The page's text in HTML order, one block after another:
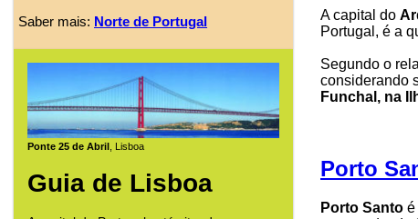
Saber mais: Norte de Portugal
Ponte 25 de Abril , Lisboa
Guia de Lisboa
A capital do
Portugal, é a
Segundo o
considerando
Funchal, na
Porto
Porto Santo é